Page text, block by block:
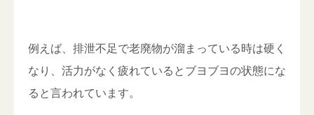
例えば、排泄不足で老廃物が溜まっている時は硬く
なり、活力がなく疲れているとブヨブヨの状態にな
ると言われています。